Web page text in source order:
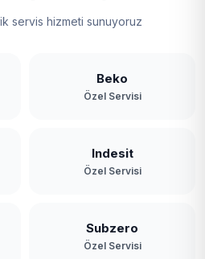
servis hizmeti sunuyoruz
Beko
Özel Servisi
Indesit
Özel Servisi
Subzero
Özel Servisi